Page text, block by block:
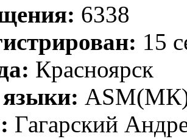
6338
15
Красноярск
языки:
Гагарский